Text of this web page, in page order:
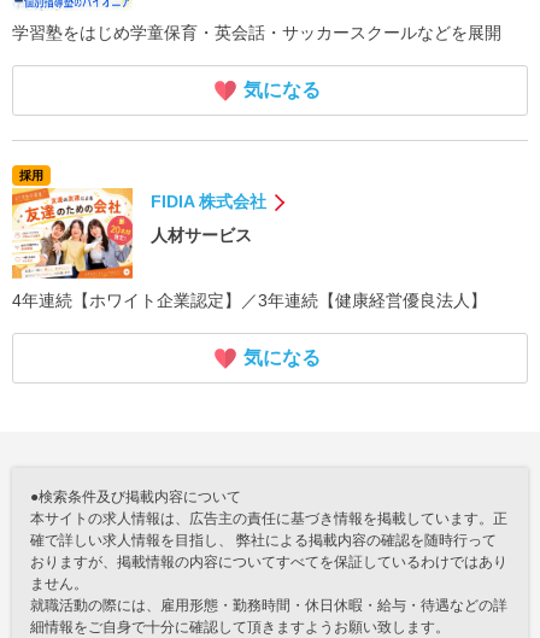
学習塾をはじめ学童保育・英会話・サッカースクールなどを展開
気になる
採用
FIDIA 株式会社
人材サービス
4年連続【ホワイト企業認定】／3年連続【健康経営優良法人】
気になる
●検索条件及び掲載内容について
本サイトの求人情報は、広告主の責任に基づき情報を掲載しています。正
確で詳しい求人情報を目指し、 弊社による掲載内容の確認を随時行って
おりますが、掲載情報の内容についてすべてを保証しているわけではあり
ません。
就職活動の際には、雇用形態・勤務時間・休日休暇・給与・待遇などの詳
細情報をご自身で十分に確認して頂きますようお願い致します。